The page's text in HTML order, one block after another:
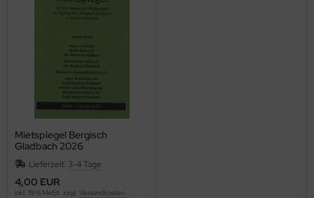
Mietspiegel Bergisch
Gladbach 2026
Lieferzeit: 3-4 Tage
4,00 EUR
inkl. 19 % MwSt. zzgl. Versandkosten